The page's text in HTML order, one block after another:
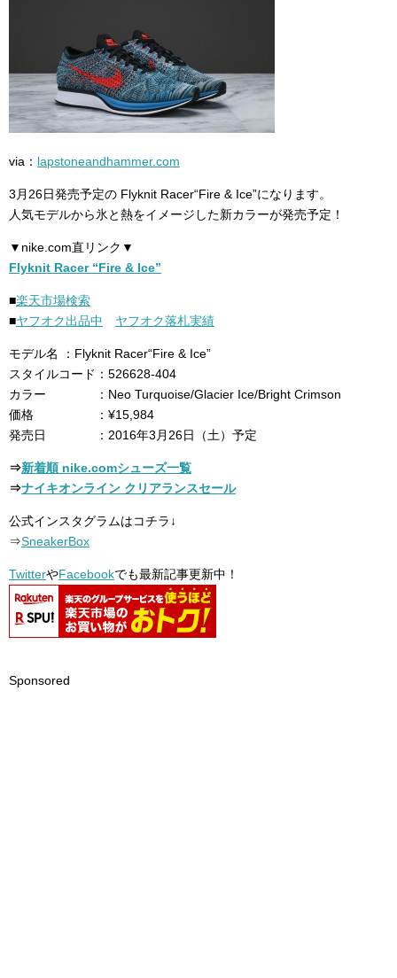
via： lapstoneandhammer.com
3月26日発売予定の Flyknit Racer“Fire & Ice”になります。
人気モデルから氷と熱をイメージした新カラーが発売予定！
▼nike.com直リンク▼
Flyknit Racer “Fire & Ice”
■楽天市場検索
■ヤフオク出品中 ヤフオク落札実績
モデル名 ：Flyknit Racer“Fire & Ice”
スタイルコード：526628-404
カラー ：Neo Turquoise/Glacier Ice/Bright Crimson
価格 ：¥15,984
発売日 ：2016年3月26日（土）予定
⇒新着順 nike.comシューズ一覧
⇒ナイキオンライン クリアランスセール
公式インスタグラムはコチラ↓
⇒SneakerBox
TwitterやFacebookでも最新記事更新中！
Sponsored